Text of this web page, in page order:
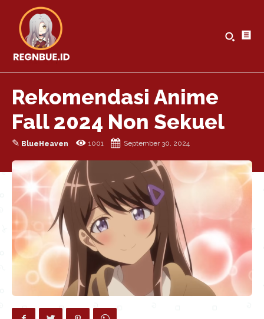
Rekomendasi Anime
Fall 2024 Non Sekuel
✎ BlueHeaven 1001 September 30, 2024